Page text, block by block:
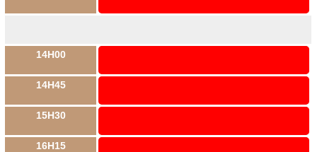
14H00
14H45
15H30
16H15